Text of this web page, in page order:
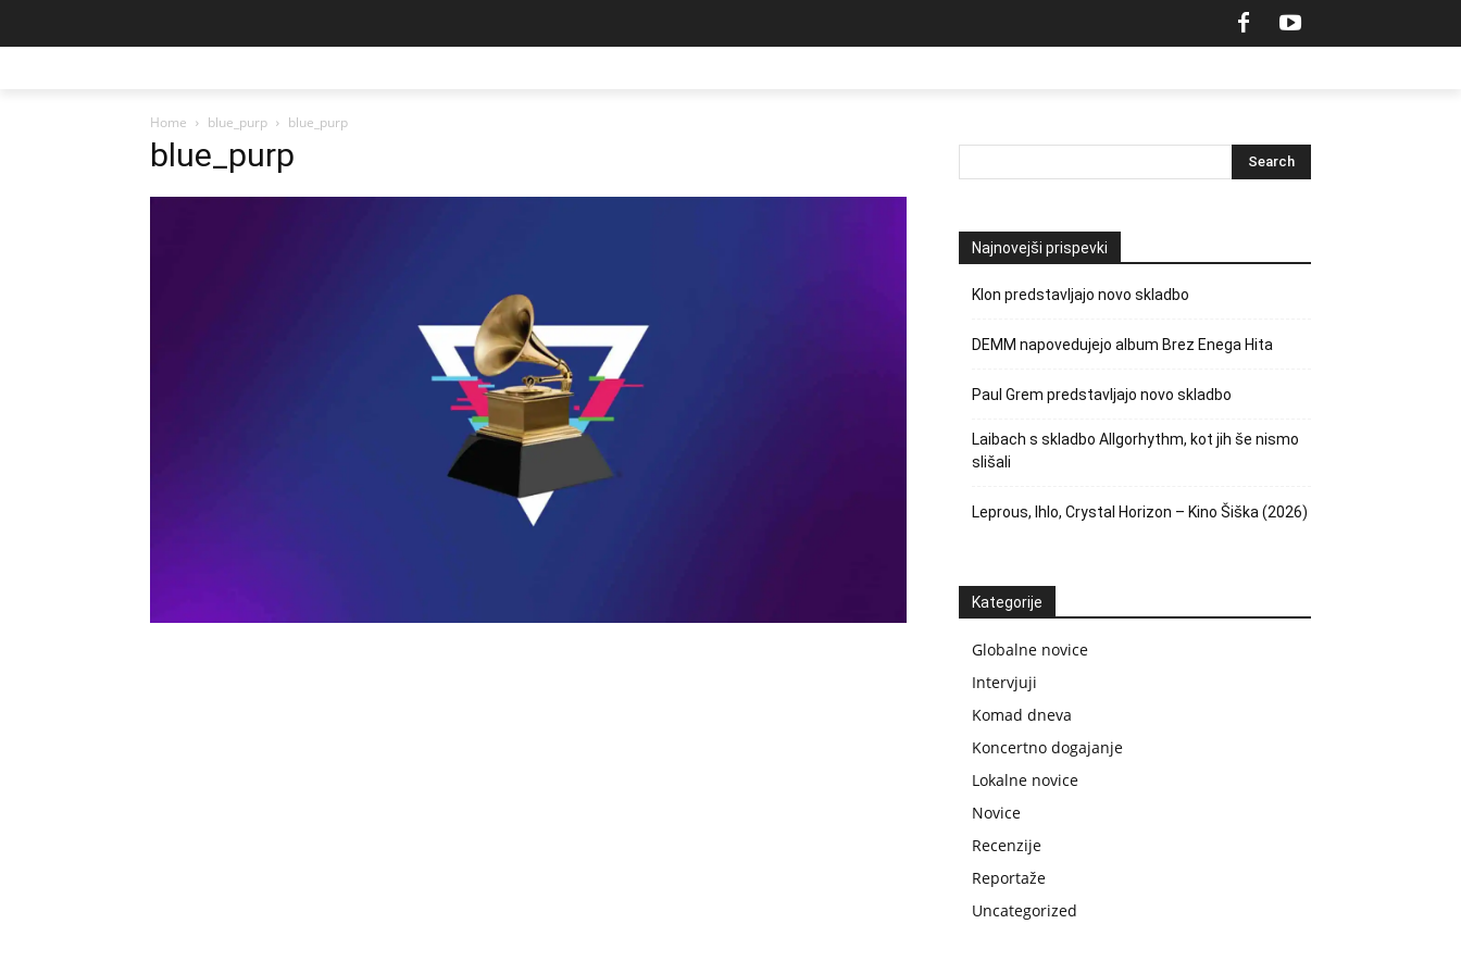
Home blue_purp blue_purp
blue_purp
Najnovejši prispevki
Klon predstavljajo novo skladbo
DEMM napovedujejo album Brez Enega Hita
Paul Grem predstavljajo novo skladbo
Laibach s skladbo Allgorhythm, kot jih še nismo
slišali
Leprous, Ihlo, Crystal Horizon – Kino Šiška (2026)
Kategorije
Globalne novice
Intervjuji
Komad dneva
Koncertno dogajanje
Lokalne novice
Novice
Recenzije
Reportaže
Uncategorized